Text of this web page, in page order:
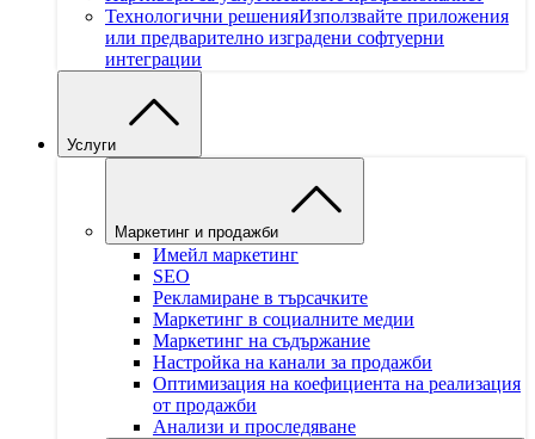
Технологични решенияИзползвайте приложения
или предварително изградени софтуерни
интеграции
Услуги
Маркетинг и продажби
Имейл маркетинг
SEO
Рекламиране в търсачките
Маркетинг в социалните медии
Маркетинг на съдържание
Настройка на канали за продажби
Оптимизация на коефициента на реализация
от продажби
Анализи и проследяване